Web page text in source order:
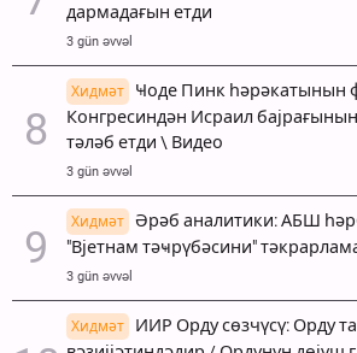
дармадағын етди
3 gün əvvəl
Хидмәт
Ҹоде Пинк һәрәкатынын
Конгресиндән Исраил
тәләб етди \ Видео
3 gün əvvəl
Хидмәт
Әрәб аналитики: АБШ
"Вјетнам тәҹрүбәсини"
3 gün əvvəl
Хидмәт
ИИР Орду сөзчүсү: Орду